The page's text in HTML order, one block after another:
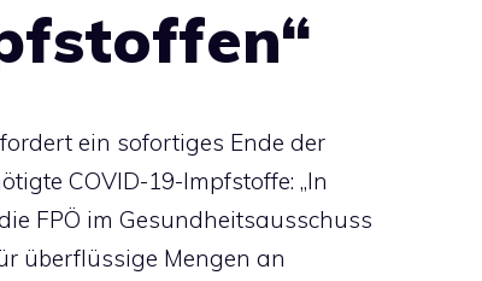
ein sofortiges Ende der
COVID-19-Impfstoffe: „In
FPÖ im Gesundheitsausschuss
überflüssige Mengen an